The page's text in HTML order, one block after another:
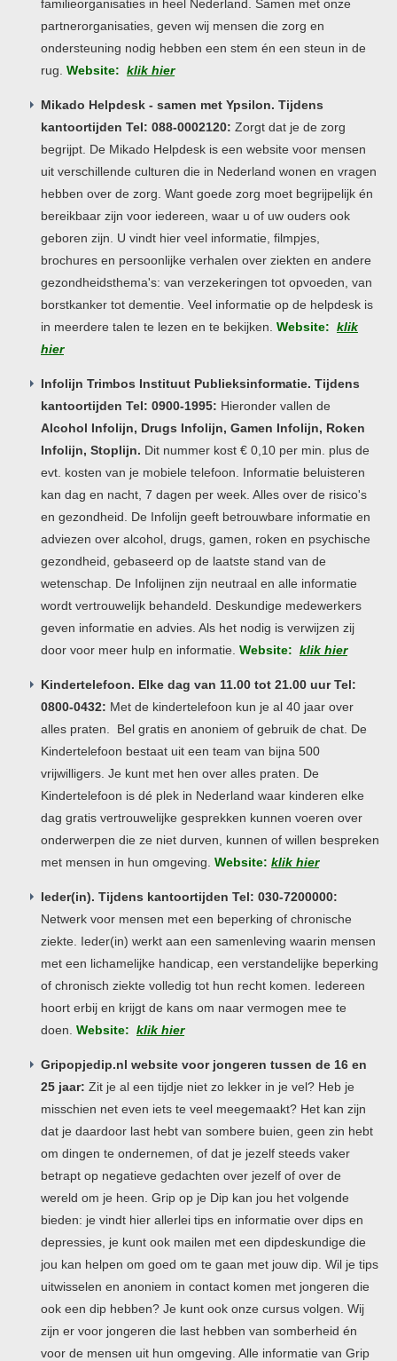
familieorganisaties in heel Nederland. Samen met onze
partnerorganisaties, geven wij mensen die zorg en
ondersteuning nodig hebben een stem én een steun in de
rug. Website: klik hier
Mikado Helpdesk - samen met Ypsilon. Tijdens
kantoortijden Tel: 088-0002120: Zorgt dat je de zorg
begrijpt. De Mikado Helpdesk is een website voor mensen
uit verschillende culturen die in Nederland wonen en vragen
hebben over de zorg. Want goede zorg moet begrijpelijk én
bereikbaar zijn voor iedereen, waar u of uw ouders ook
geboren zijn. U vindt hier veel informatie, filmpjes,
brochures en persoonlijke verhalen over ziekten en andere
gezondheidsthema's: van verzekeringen tot opvoeden, van
borstkanker tot dementie. Veel informatie op de helpdesk is
in meerdere talen te lezen en te bekijken. Website: klik
hier
Infolijn Trimbos Instituut Publieksinformatie. Tijdens
kantoortijden Tel: 0900-1995: Hieronder vallen de
Alcohol Infolijn, Drugs Infolijn, Gamen Infolijn, Roken
Infolijn, Stoplijn. Dit nummer kost € 0,10 per min. plus de
evt. kosten van je mobiele telefoon. Informatie beluisteren
kan dag en nacht, 7 dagen per week. Alles over de risico's
en gezondheid. De Infolijn geeft betrouwbare informatie en
adviezen over alcohol, drugs, gamen, roken en psychische
gezondheid, gebaseerd op de laatste stand van de
wetenschap. De Infolijnen zijn neutraal en alle informatie
wordt vertrouwelijk behandeld. Deskundige medewerkers
geven informatie en advies. Als het nodig is verwijzen zij
door voor meer hulp en informatie. Website: klik hier
Kindertelefoon. Elke dag van 11.00 tot 21.00 uur Tel:
0800-0432: Met de kindertelefoon kun je al 40 jaar over
alles praten. Bel gratis en anoniem of gebruik de chat. De
Kindertelefoon bestaat uit een team van bijna 500
vrijwilligers. Je kunt met hen over alles praten. De
Kindertelefoon is dé plek in Nederland waar kinderen elke
dag gratis vertrouwelijke gesprekken kunnen voeren over
onderwerpen die ze niet durven, kunnen of willen bespreken
met mensen in hun omgeving. Website: klik hier
Ieder(in). Tijdens kantoortijden Tel: 030-7200000:
Netwerk voor mensen met een beperking of chronische
ziekte. Ieder(in) werkt aan een samenleving waarin mensen
met een lichamelijke handicap, een verstandelijke beperking
of chronisch ziekte volledig tot hun recht komen. Iedereen
hoort erbij en krijgt de kans om naar vermogen mee te
doen. Website: klik hier
Gripopjedip.nl website voor jongeren tussen de 16 en
25 jaar: Zit je al een tijdje niet zo lekker in je vel? Heb je
misschien net even iets te veel meegemaakt? Het kan zijn
dat je daardoor last hebt van sombere buien, geen zin hebt
om dingen te ondernemen, of dat je jezelf steeds vaker
betrapt op negatieve gedachten over jezelf of over de
wereld om je heen. Grip op je Dip kan jou het volgende
bieden: je vindt hier allerlei tips en informatie over dips en
depressies, je kunt ook mailen met een dipdeskundige die
jou kan helpen om goed om te gaan met jouw dip. Wil je tips
uitwisselen en anoniem in contact komen met jongeren die
ook een dip hebben? Je kunt ook onze cursus volgen. Wij
zijn er voor jongeren die last hebben van somberheid én
voor de mensen uit hun omgeving. Alle informatie van Grip